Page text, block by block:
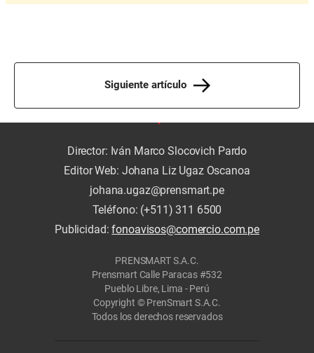
Siguiente artículo
Director: Iván Marco Slocovich Pardo
Editor Web: Johana Liz Ugaz Oscanoa
johana.ugaz@prensmart.pe
Teléfono: (+511) 311 6500
Publicidad:fonoavisos@comercio.com.pe
PRENSMART S.A.C.
Prensmart Calle Paracas #532
Pueblo Libre, Lima - Perú
Copyright © PrenSmart S.A.C.
Todos los derechos reservados